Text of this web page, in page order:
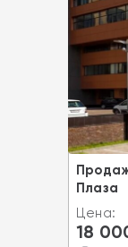
Плаза
Цена:
18